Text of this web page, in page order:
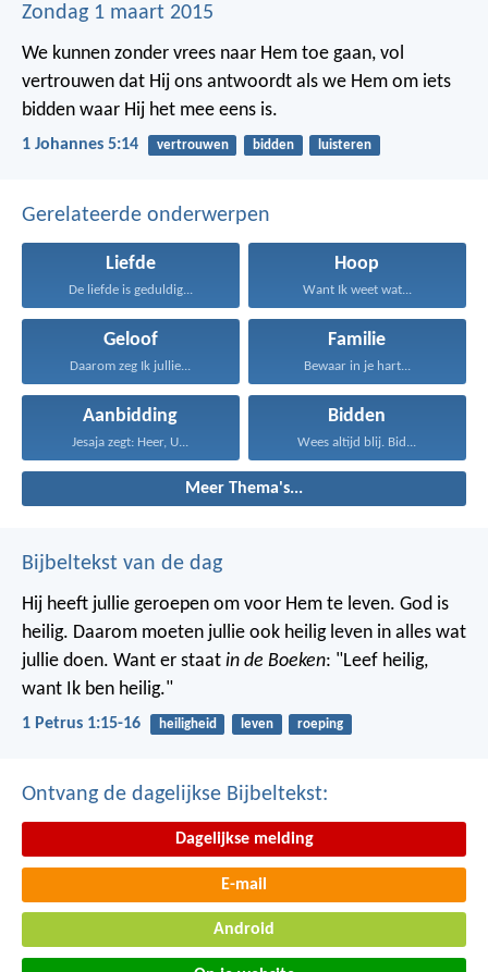
Zondag 1 maart 2015
We kunnen zonder vrees naar Hem toe gaan, vol
vertrouwen dat Hij ons antwoordt als we Hem om iets
bidden waar Hij het mee eens is.
1 Johannes 5:14 vertrouwen bidden luisteren
Gerelateerde onderwerpen
Liefde
De liefde is geduldig...
Hoop
Want Ik weet wat...
Geloof
Daarom zeg Ik jullie...
Familie
Bewaar in je hart...
Aanbidding
Jesaja zegt: Heer, U...
Bidden
Wees altijd blij. Bid...
Meer Thema's...
Bijbeltekst van de dag
Hij heeft jullie geroepen om voor Hem te leven. God is
heilig. Daarom moeten jullie ook heilig leven in alles wat
jullie doen. Want er staat in de Boeken: "Leef heilig,
want Ik ben heilig."
1 Petrus 1:15-16 heiligheid leven roeping
Ontvang de dagelijkse Bijbeltekst:
Dagelijkse melding
E-mail
Android